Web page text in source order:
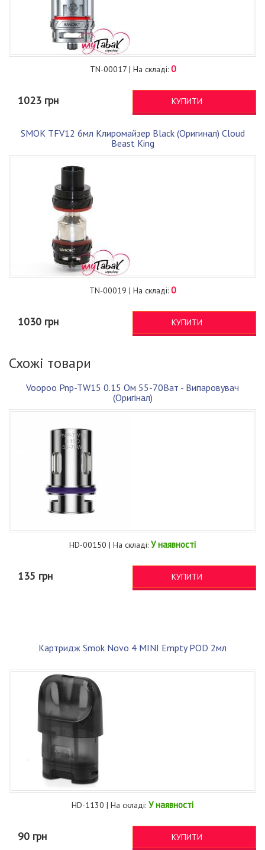
TN-00017 | На складі: 0
1023 грн КУПИТИ
SMOK TFV12 6мл Клиромайзер Black (Оригинал) Cloud
Beast King
TN-00019 | На складі: 0
1030 грн КУПИТИ
Схожі товари
Voopoo Pnp-TW15 0.15 Ом 55-70Ват - Випаровувач
(Оригінал)
HD-00150 | На складі: У наявності
135 грн КУПИТИ
Картридж Smok Novo 4 MINI Empty POD 2мл
HD-1130 | На складі: У наявності
90 грн КУПИТИ